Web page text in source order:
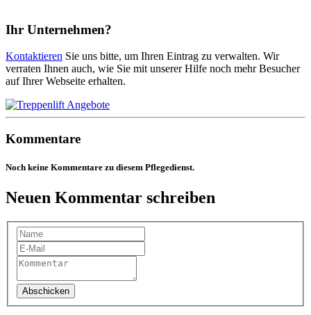
Ihr Unternehmen?
Kontaktieren Sie uns bitte, um Ihren Eintrag zu verwalten. Wir
verraten Ihnen auch, wie Sie mit unserer Hilfe noch mehr Besucher
auf Ihrer Webseite erhalten.
Kommentare
Noch keine Kommentare zu diesem Pflegedienst.
Neuen Kommentar schreiben
Abschicken